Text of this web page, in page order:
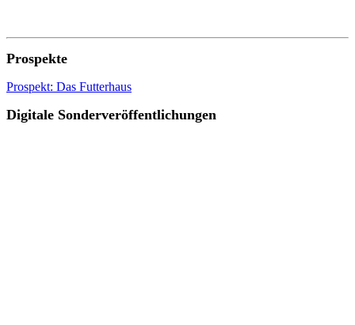
Prospekte
Prospekt: Das Futterhaus
Digitale Sonderveröffentlichungen